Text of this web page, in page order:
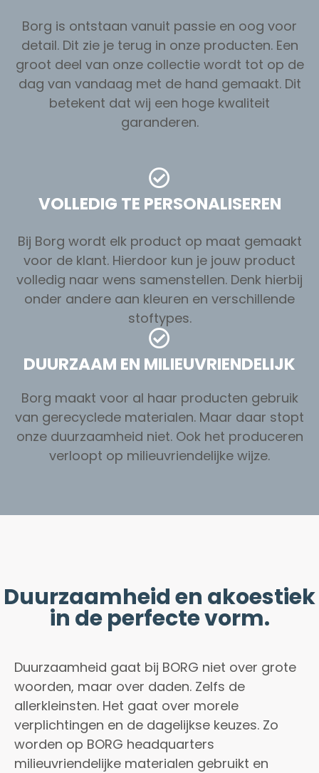
Borg is ontstaan vanuit passie en oog voor
detail. Dit zie je terug in onze producten. Een
groot deel van onze collectie wordt tot op de
dag van vandaag met de hand gemaakt. Dit
betekent dat wij een hoge kwaliteit
garanderen.
VOLLEDIG TE PERSONALISEREN
Bij Borg wordt elk product op maat gemaakt
voor de klant. Hierdoor kun je jouw product
volledig naar wens samenstellen. Denk hierbij
onder andere aan kleuren en verschillende
stoftypes.
DUURZAAM EN MILIEUVRIENDELIJK
Borg maakt voor al haar producten gebruik
van gerecyclede materialen. Maar daar stopt
onze duurzaamheid niet. Ook het produceren
verloopt op milieuvriendelijke wijze.
Duurzaamheid en akoestiek
in de perfecte vorm.
Duurzaamheid gaat bij BORG niet over grote
woorden, maar over daden. Zelfs de
allerkleinsten. Het gaat over morele
verplichtingen en de dagelijkse keuzes. Zo
worden op BORG headquarters
milieuvriendelijke materialen gebruikt en